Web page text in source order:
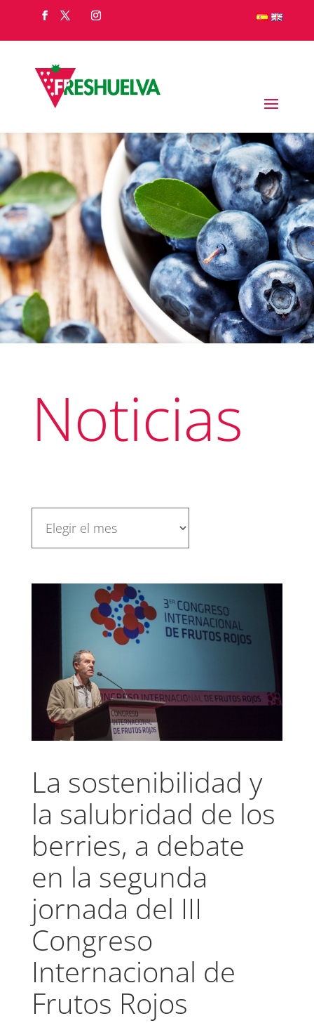
Noticias
La sostenibilidad y
la salubridad de los
berries, a debate
en la segunda
jornada del III
Congreso
Internacional de
Frutos Rojos